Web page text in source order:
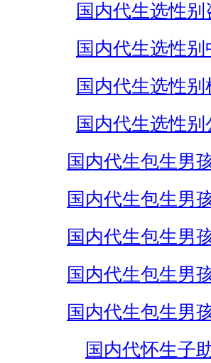
国内代生选性别
国内代生选性别
国内代生选性别
国内代生选性别
国内代生包生男
国内代生包生男
国内代生包生男
国内代生包生男
国内代生包生男
国内代怀生子